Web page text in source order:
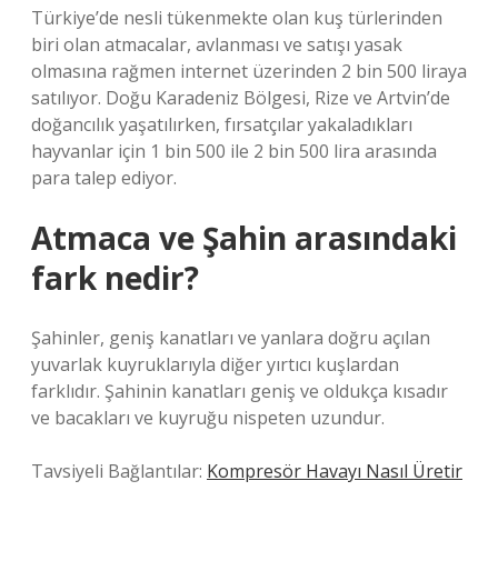
Türkiye’de nesli tükenmekte olan kuş türlerinden
biri olan atmacalar, avlanması ve satışı yasak
olmasına rağmen internet üzerinden 2 bin 500 liraya
satılıyor. Doğu Karadeniz Bölgesi, Rize ve Artvin’de
doğancılık yaşatılırken, fırsatçılar yakaladıkları
hayvanlar için 1 bin 500 ile 2 bin 500 lira arasında
para talep ediyor.
Atmaca ve Şahin arasındaki
fark nedir?
Şahinler, geniş kanatları ve yanlara doğru açılan
yuvarlak kuyruklarıyla diğer yırtıcı kuşlardan
farklıdır. Şahinin kanatları geniş ve oldukça kısadır
ve bacakları ve kuyruğu nispeten uzundur.
Tavsiyeli Bağlantılar: Kompresör Havayı Nasıl Üretir